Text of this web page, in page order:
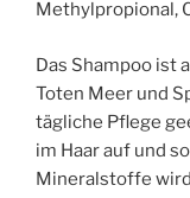
Methylpropional,
Das Shampoo ist
Toten Meer und
tägliche Pflege
im Haar auf und
Mineralstoffe